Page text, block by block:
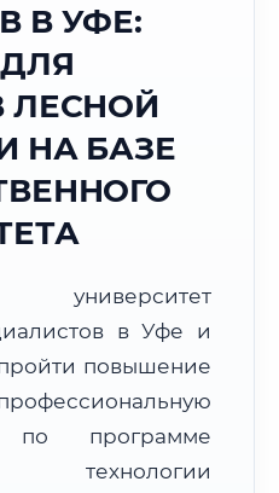
15 ч. 26 мин.
МСК+2 (UTC+5)
Дистанционно
В УФЕ:
ЛЕСНОЙ
НА БАЗЕ
университет
в Уфе и
повышение
по программе